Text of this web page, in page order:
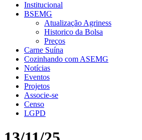
Institucional
BSEMG
Atualização Agriness
Historico da Bolsa
Preços
Carne Suína
Cozinhando com ASEMG
Notícias
Eventos
Projetos
Associe-se
Censo
LGPD